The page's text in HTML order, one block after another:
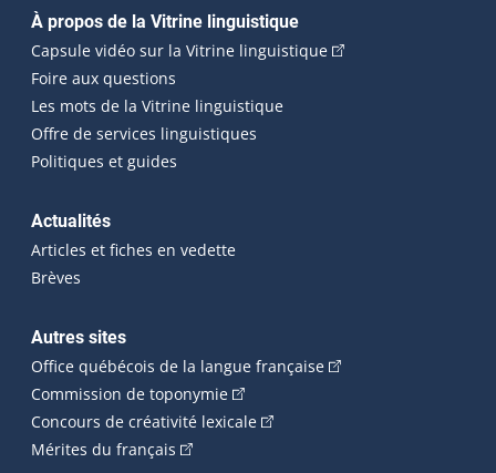
Navigation principale
À propos de la Vitrine linguistique
Capsule vidéo sur la Vitrine linguistique(Cet hyperlien
Foire aux questions
Les mots de la Vitrine linguistique
Offre de services linguistiques
Politiques et guides
Actualités
Articles et fiches en vedette
Brèves
Autres sites
Office québécois de la langue française(Cet hyperlien
Commission de toponymie(Cet hyperlien externe s'ouvrira
Concours de créativité lexicale(Cet hyperlien externe
Mérites du français (Cet hyperlien externe s'ouvrira dans une